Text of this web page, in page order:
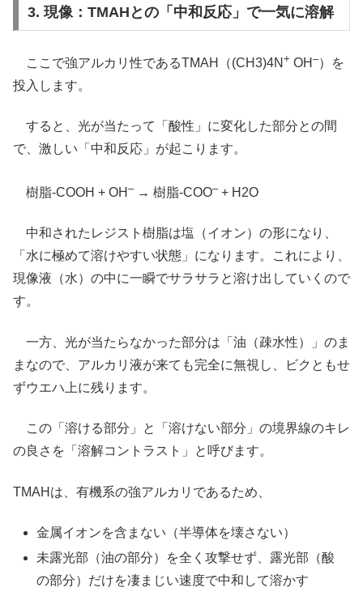
3. 現像：TMAHとの「中和反応」で一気に溶解
ここで強アルカリ性であるTMAH（(CH3)4N + OH –）を
投入します。
すると、光が当たって「酸性」に変化した部分との間
で、激しい「中和反応」が起こります。
樹脂-COOH + OH –→ 樹脂-COO–+ H2O
中和されたレジスト樹脂は塩（イオン）の形になり、
「水に極めて溶けやすい状態」になります。これにより、
現像液（水）の中に一瞬でサラサラと溶け出していくので
す。
一方、光が当たらなかった部分は「油（疎水性）」のま
まなので、アルカリ液が来ても完全に無視し、ビクともせ
ずウエハ上に残ります。
この「溶ける部分」と「溶けない部分」の境界線のキレ
の良さを「溶解コントラスト」と呼びます。
TMAHは、有機系の強アルカリであるため、
金属イオンを含まない（半導体を壊さない）
未露光部（油の部分）を全く攻撃せず、露光部（酸
の部分）だけを凄まじい速度で中和して溶かす